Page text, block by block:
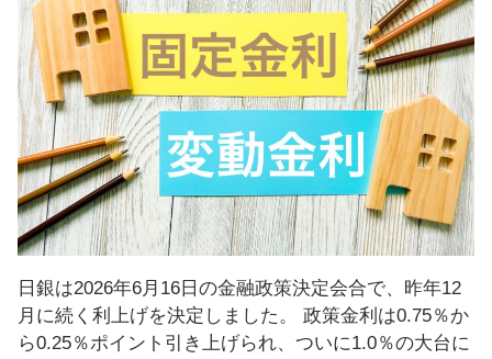
届
け
し
ま
す
！
日銀は2026年6月16日の金融政策決定会合で、昨年12
月に続く利上げを決定しました。 政策金利は0.75％か
ら0.25％ポイント引き上げられ、ついに1.0％の大台に